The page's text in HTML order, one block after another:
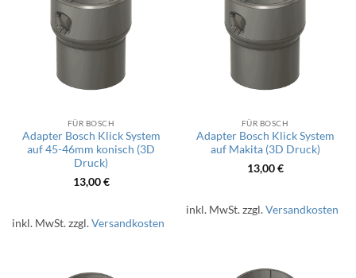
FÜR BOSCH
Adapter Bosch Klick System
auf 45-46mm konisch (3D
Druck)
13,00€
inkl. MwSt.zzgl.Versandkosten
FÜR BOSCH
Adapter Bosch Klick System
auf Makita (3D Druck)
13,00€
inkl. MwSt.zzgl.Versandkosten